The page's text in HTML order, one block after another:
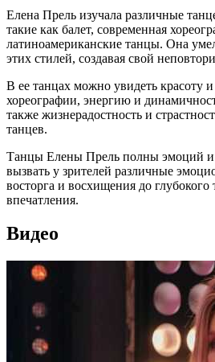
Елена Прель изучала различные
такие как балет, современная
латиноамериканские танцы. Она
этих стилей, создавая свой
В ее танцах можно увидеть красоту
хореографии, энергию и
также жизнерадостность и
танцев.
Танцы Елены Прель полны эмоций и
вызвать у зрителей различные
восторга и восхищения до глубокого
впечатления.
Видео